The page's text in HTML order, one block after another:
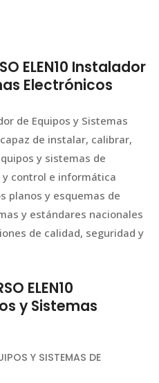
ELEN10 Instalador
Electrónicos
de Equipos y Sistemas
de instalar, calibrar,
y sistemas de
control e informática
planos y esquemas de
y estándares nacionales
de calidad, seguridad y
ELEN10
y Sistemas
Y SISTEMAS DE